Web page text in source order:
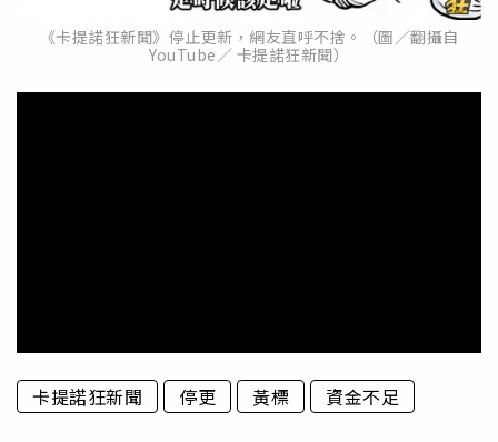
《卡提諾狂新聞》停止更新，網友直呼不捨。（圖／翻攝自
YouTube／ 卡提諾狂新聞）
卡提諾狂新聞 停更 黃標 資金不足